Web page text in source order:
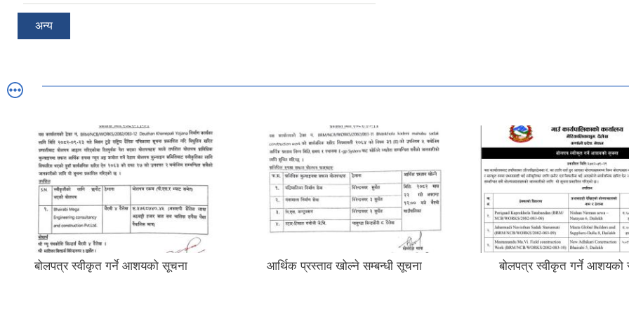
अन्य
बोलपत्र स्वीकृत गर्ने आशयको सूचना आर्थिक प्रस्ताव खोल्ने सम्बन्धी सूचना बोलपत्र स्वीकृत गर्ने आशयको